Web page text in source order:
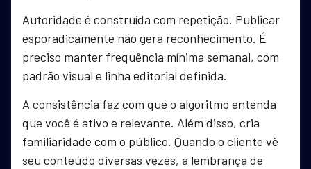
Autoridade é construída com repetição. Publicar
esporadicamente não gera reconhecimento. É
preciso manter frequência mínima semanal, com
padrão visual e linha editorial definida.
A consistência faz com que o algoritmo entenda
que você é ativo e relevante. Além disso, cria
familiaridade com o público. Quando o cliente vê
seu conteúdo diversas vezes, a lembrança de